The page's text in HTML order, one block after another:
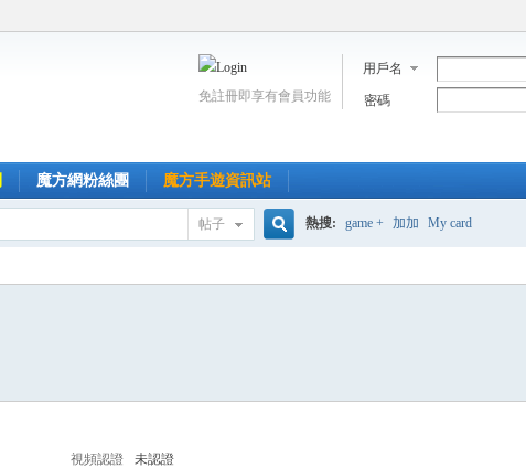
用戶名
密碼
免註冊即享有會員功能
魔方網粉絲團 魔方手遊資訊站
帖子 熱搜: game + 加加 My card
視頻認證 未認證